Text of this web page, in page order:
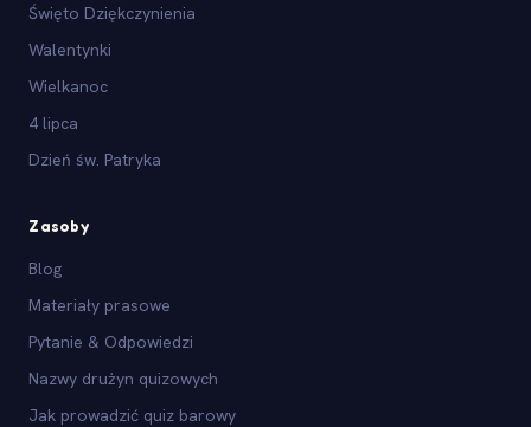
Święto Dziękczynienia
Walentynki
Wielkanoc
4 lipca
Dzień św. Patryka
Zasoby
Blog
Materiały prasowe
Pytanie & Odpowiedzi
Nazwy drużyn quizowych
Jak prowadzić quiz barowy